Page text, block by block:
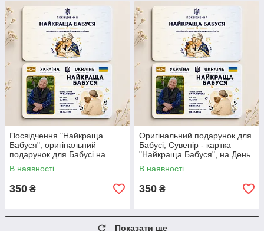
Посвідчення "Найкраща
Бабуся", оригінальний
подарунок для Бабусі на
День Народження.
В наявності
350 ₴
Оригінальний подарунок для
Бабусі, Сувенір - картка
"Найкраща Бабуся", на День
Народження.
В наявності
350 ₴
Показати ще